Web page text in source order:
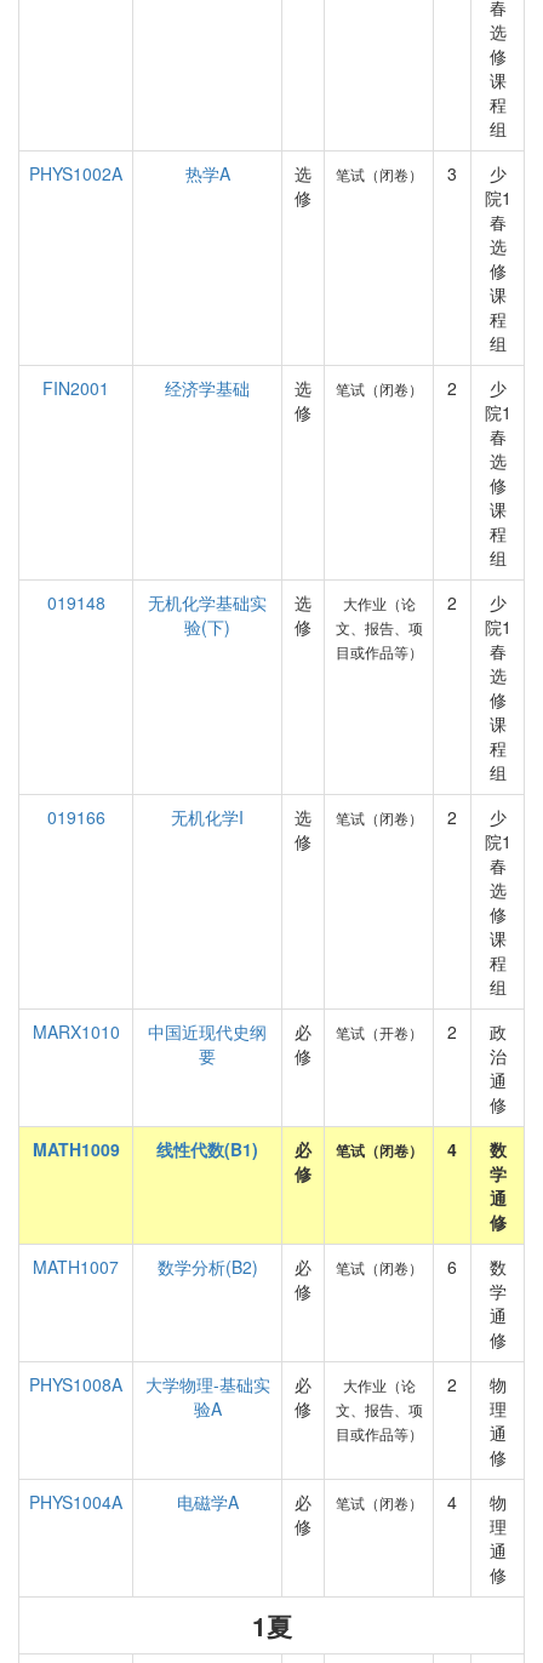
春
选
修
课
程
组
PHYS1002A
热学A
选
修
笔试（闭卷） 3
少
院1
春
选
修
课
程
组
FIN2001
经济学基础
选
修
笔试（闭卷） 2
少
院1
春
选
修
课
程
组
019148
无机化学基础实
验(下)
选
修
大作业（论
文、报告、项
目或作品等）
2
少
院1
春
选
修
课
程
组
019166
无机化学I
选
修
笔试（闭卷） 2
少
院1
春
选
修
课
程
组
MARX1010
中国近现代史纲
要
必
修
笔试（开卷） 2
政
治
通
修
MATH1009
线性代数(B1)
必
修
笔试（闭卷） 4
数
学
通
修
MATH1007
数学分析(B2)
必
修
笔试（闭卷） 6
数
学
通
修
PHYS1008A
大学物理-基础实
验A
必
修
大作业（论
文、报告、项
目或作品等）
2
物
理
通
修
PHYS1004A
电磁学A
必
修
笔试（闭卷） 4
物
理
通
修
1夏